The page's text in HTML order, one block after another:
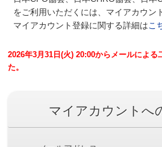
をご利用いただくには、マイアカウン
マイアカウント登録に関する詳細はこ
2026年3月31日(火) 20:00からメールによる
た。
マイアカウントへ